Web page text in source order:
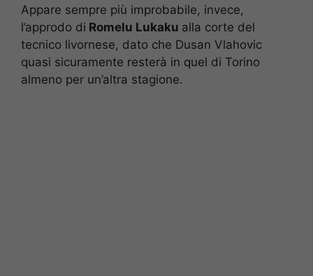
Appare sempre più improbabile, invece,
l’approdo di Romelu Lukaku alla corte del
tecnico livornese, dato che Dusan Vlahovic
quasi sicuramente resterà in quel di Torino
almeno per un’altra stagione.